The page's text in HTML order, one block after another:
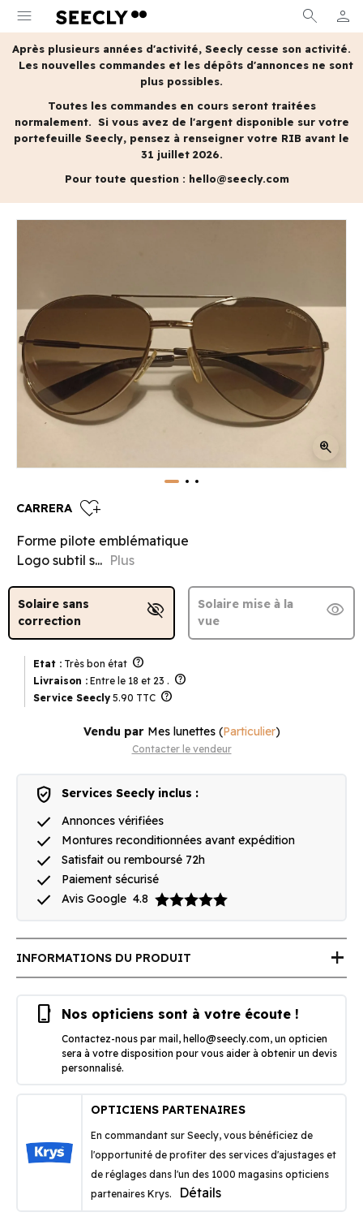
menu search person
MON
Après plusieurs années d'activité, Seecly cesse son activité.
Les nouvelles commandes et les dépôts d'annonces ne sont
plus possibles.
Toutes les commandes en cours seront traitées
normalement. Si vous avez de l'argent disponible sur votre
portefeuille Seecly, pensez à renseigner votre RIB avant le
31 juillet 2026.
Pour toute question : hello@seecly.com
zoom_in
CARRERA heart_plus
Forme pilote emblématique
Logo subtil s... Plus
Solaire sans
correction
visibility_off
Solaire mise à la
vue
visibility
Etat : Très bon état help
Livraison : Entre le 18 et 23 . help
Service Seecly 5.90 TTC help
Vendu par Mes lunettes(Particulier)
Contacter le vendeur
verified_user Services Seecly inclus :
done Annonces vérifiées
done Montures reconditionnées avant expédition
done Satisfait ou remboursé 72h
done Paiement sécurisé
done Avis Google 4.8
INFORMATIONS DU PRODUIT add
phone_iphone Nos opticiens sont à votre écoute !
Contactez-nous par mail, hello@seecly.com, un opticien
sera à votre disposition pour vous aider à obtenir un devis
personnalisé.
OPTICIENS PARTENAIRES
En commandant sur Seecly, vous bénéficiez de
l'opportunité de profiter des services d'ajustages et
de réglages dans l'un des 1000 magasins opticiens
partenaires Krys.
Détails